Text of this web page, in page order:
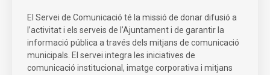
El Servei de Comunicació té la missió de donar difusió a
l’activitat i els serveis de l’Ajuntament i de garantir la
informació pública a través dels mitjans de comunicació
municipals. El servei integra les iniciatives de
comunicació institucional, imatge corporativa i mitjans